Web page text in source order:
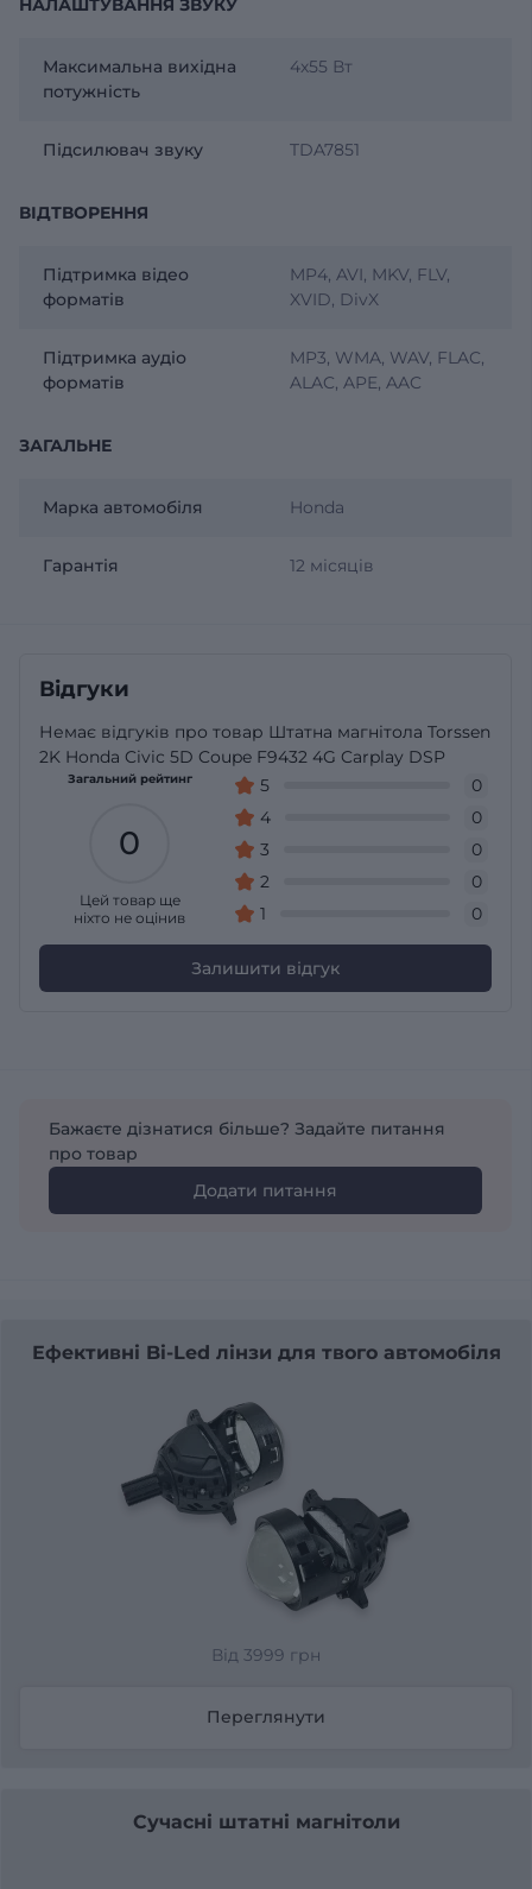
Максимальна вихідна
потужність
4х55 Вт
Підсилювач звуку TDA7851
ВІДТВОРЕННЯ
Підтримка відео
форматів
MP4, AVI, MKV, FLV,
XVID, DivX
Підтримка аудіо
форматів
MP3, WMA, WAV, FLAC,
ALAC, APE, AAC
ЗАГАЛЬНЕ
Марка автомобіля Honda
Гарантія 12 місяців
Відгуки
Немає відгуків про товар Штатна магнітола Torssen
2K Honda Civic 5D Coupe F9432 4G Carplay DSP
Загальний рейтинг
0
Цей товар ще
ніхто не оцінив
5
0
4
0
3
0
2
0
1
0
Залишити відгук
Бажаєте дізнатися більше? Задайте питання
про товар
Додати питання
Ефективні Bi-Led лінзи для твого автомобіля
Від 3999 грн
Переглянути
Сучасні штатні магнітоли